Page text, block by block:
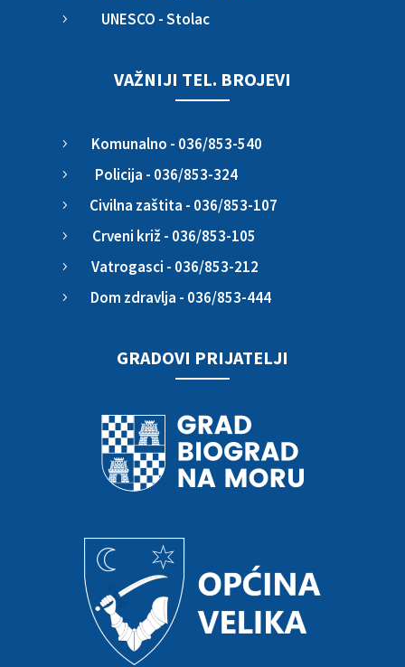
5 UNESCO - Stolac
VAŽNIJI TEL. BROJEVI
5 Komunalno - 036/853-540
5 Policija - 036/853-324
5 Civilna zaštita - 036/853-107
5 Crveni križ - 036/853-105
5 Vatrogasci - 036/853-212
5 Dom zdravlja - 036/853-444
GRADOVI PRIJATELJI